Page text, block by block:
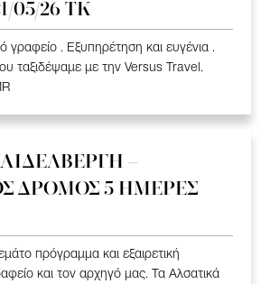
05/26 TK
γραφείο . Εξυπηρέτηση και ευγένια .
ταξιδέψαμε με την Versus Travel.
–
ΔΡΟΜΟΣ 5 ΗΜΕΡΕΣ
πρόγραμμα και εξαιρετική
και τον αρχηγό μας. Τα Αλσατικά